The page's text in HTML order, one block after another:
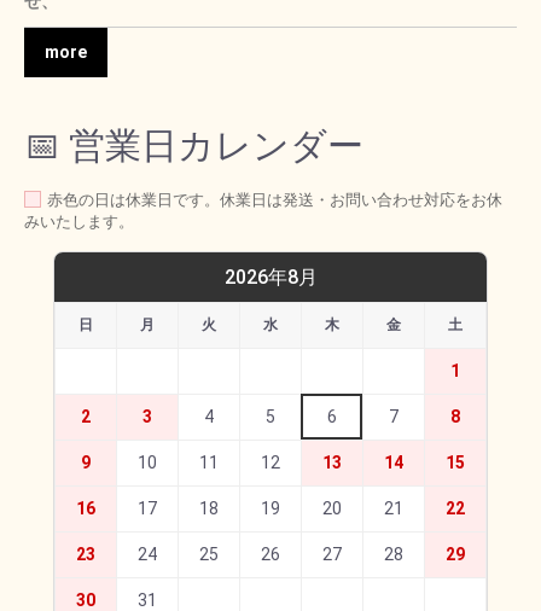
more
📅 営業日カレンダー
赤色の日は休業日です。休業日は発送・お問い合わせ対応をお休
みいたします。
2026年8月
日 月 火 水 木 金 土
1
2 3 4 5 6 7 8
9 10 11 12 13 14 15
16 17 18 19 20 21 22
23 24 25 26 27 28 29
30 31